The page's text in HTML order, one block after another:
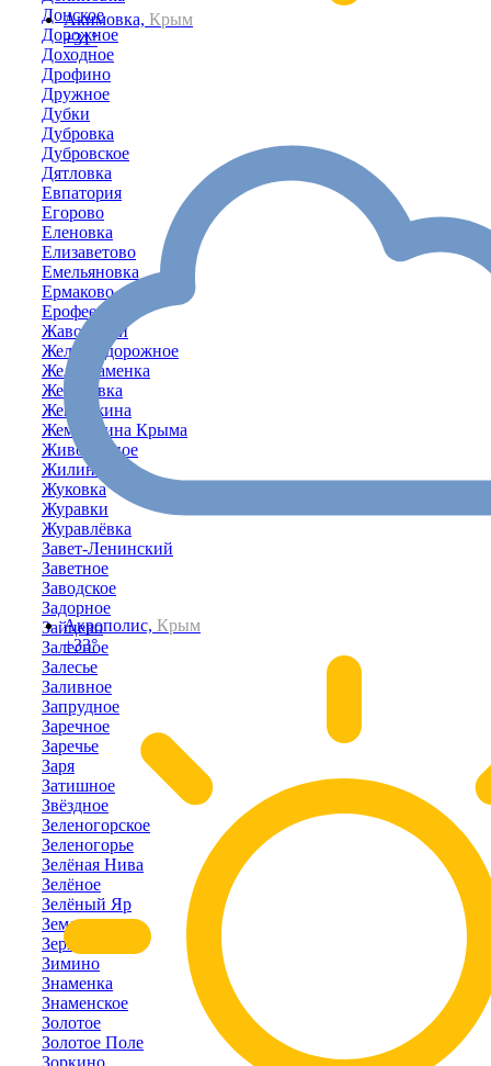
Акимовка, Крым
+31°
Акрополис, Крым
+33°
Донское
Дорожное
Доходное
Дрофино
Дружное
Дубки
Дубровка
Дубровское
Дятловка
Евпатория
Егорово
Еленовка
Елизаветово
Емельяновка
Ермаково
Ерофеево
Жаворонки
Железнодорожное
Желтокаменка
Желябовка
Жемчужина
Жемчужина Крыма
Живописное
Жилино
Жуковка
Журавки
Журавлёвка
Завет-Ленинский
Заветное
Заводское
Задорное
Зайцево
Залесное
Залесье
Заливное
Запрудное
Заречное
Заречье
Заря
Затишное
Звёздное
Зеленогорское
Зеленогорье
Зелёная Нива
Зелёное
Зелёный Яр
Земляничное
Зерновое
Зимино
Знаменка
Знаменское
Золотое
Золотое Поле
Зоркино